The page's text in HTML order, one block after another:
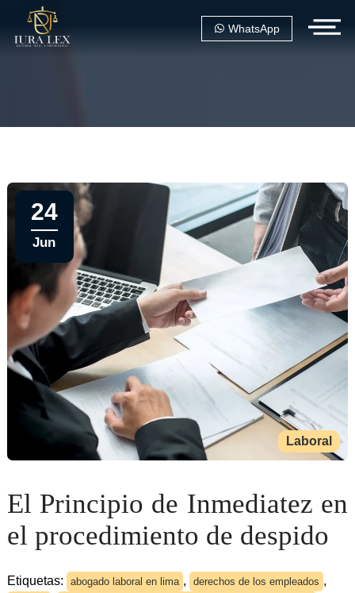
WhatsApp
Laboral
24
Jun
El Principio de Inmediatez en
el procedimiento de despido
Etiquetas: abogado laboral en lima , derechos de los empleados ,